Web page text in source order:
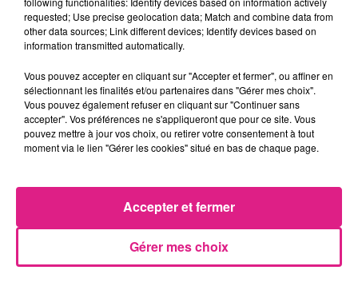
personnel hospitalier de se rendre sur
place.
Initialement, une grève organisée par la
FSU,était prévue dès le mardi 17 janvier
concernant les salaires, les conditions de
travail et la voie professionnelle.
syndicats se mobilise afin de se joindre à
la grève générale du 19 janvier.
Bon
nombre de classes, voire même d'écoles
devraient rester fermés jeudis. Elèves
requested; Use precise geolocation data; Match and combine data from
other data sources; Link different devices; Identify devices based on
information transmitted automatically.
Vous pouvez accepter en cliquant sur "Accepter et fermer", ou affiner en
sélectionnant les finalités et/ou partenaires dans "Gérer mes choix".
Vous pouvez également refuser en cliquant sur "Continuer sans
accepter". Vos préférences ne s'appliqueront que pour ce site. Vous
pouvez mettre à jour vos choix, ou retirer votre consentement à tout
moment via le lien "Gérer les cookies" situé en bas de chaque page.
Gérer mes choix
Accepter et fermer